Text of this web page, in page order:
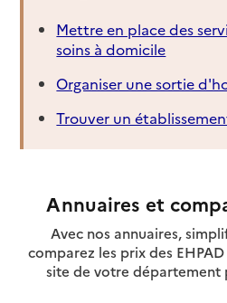
Mettre en place des
soins à domicile
Organiser une sortie
Trouver un
Annuaires et
Avec nos annuaires,
comparez les prix des
site de votre département